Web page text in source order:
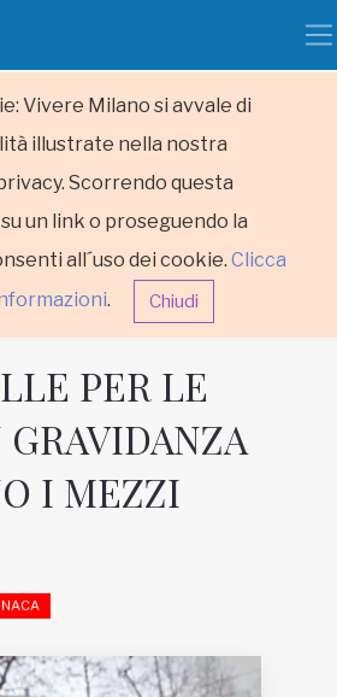
Vivere Milano si avvale di
illustrate nella nostra
Scorrendo questa
un link o proseguendo la
all´uso dei cookie. Clicca
. Chiudi
PER LE
I MEZZI